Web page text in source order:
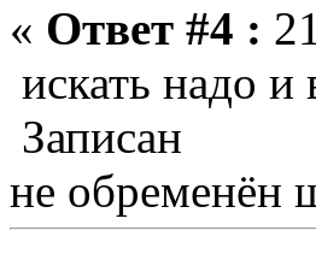
« Ответ #4 :
искать надо и
Записан
не обременён